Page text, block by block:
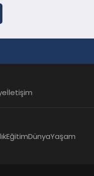
İletişim
EğitimDünyaYaşam